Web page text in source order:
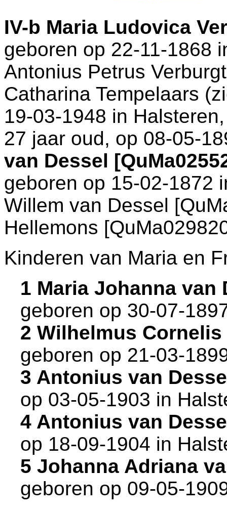
IV-b Maria Ludovica
geboren op 22-11-1868
Antonius Petrus
Catharina Tempelaars
19-03-1948 in Halsteren
27 jaar oud, op 08-05-
van Dessel
geboren op 15-02-1872
Willem van Dessel
Hellemons
Kinderen van Maria en
1 Maria Johanna van
geboren op 30-07-
2 Wilhelmus Cornelis
geboren op 21-03-
3 Antonius van
op 03-05-1903 in
4 Antonius van
op 18-09-1904 in
5 Johanna Adriana
geboren op 09-05-